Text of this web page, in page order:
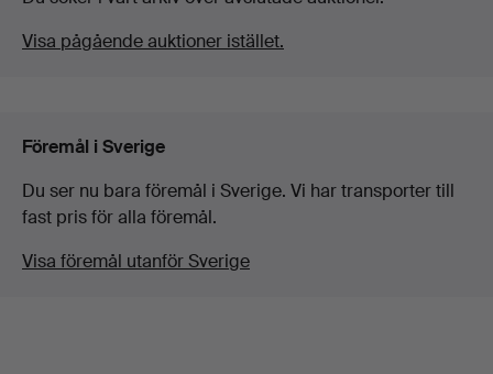
Visa pågående auktioner istället.
Föremål i Sverige
Du ser nu bara föremål i Sverige. Vi har transporter till
fast pris för alla föremål.
Visa föremål utanför Sverige